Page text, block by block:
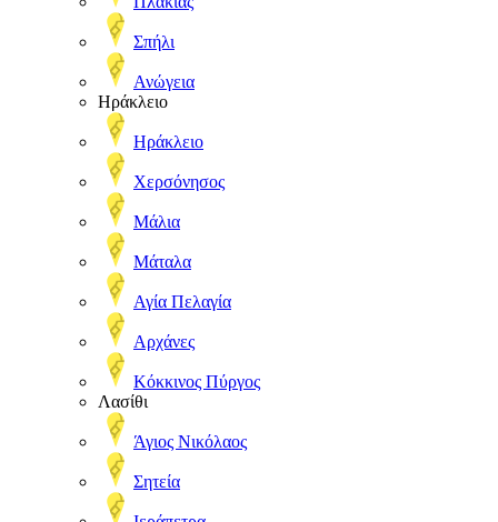
Σπήλι
Ανώγεια
Ηράκλειο
Ηράκλειο
Χερσόνησος
Μάλια
Μάταλα
Αγία Πελαγία
Αρχάνες
Κόκκινος Πύργος
Λασίθι
Άγιος Νικόλαος
Σητεία